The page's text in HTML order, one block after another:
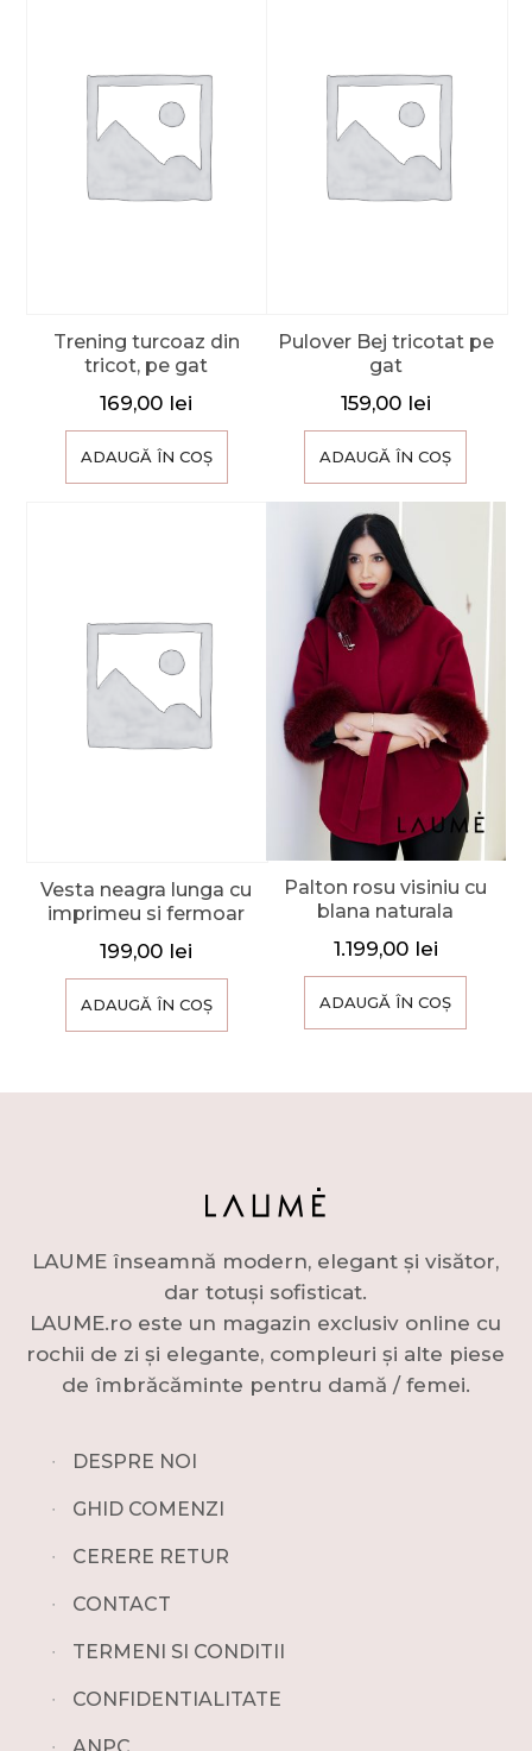
Trening turcoaz din
tricot, pe gat
169,00 lei
ADAUGĂ ÎN COȘ
Pulover Bej tricotat pe
gat
159,00 lei
ADAUGĂ ÎN COȘ
Vesta neagra lunga cu
imprimeu si fermoar
199,00 lei
ADAUGĂ ÎN COȘ
Palton rosu visiniu cu
blana naturala
1.199,00 lei
ADAUGĂ ÎN COȘ
LAUME înseamnă modern, elegant și visător,
dar totuși sofisticat.
LAUME.ro este un magazin exclusiv online cu
rochii de zi și elegante, compleuri și alte piese
de îmbrăcăminte pentru damă / femei.
∙ DESPRE NOI
∙ GHID COMENZI
∙ CERERE RETUR
∙ CONTACT
∙ TERMENI SI CONDITII
∙ CONFIDENTIALITATE
∙ ANPC